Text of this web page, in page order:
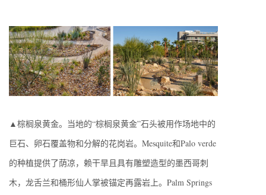
▲棕榈泉黄金。当地的“棕榈泉黄金”石头被用作场地中的
巨石、卵石覆盖物和分解的花岗岩。Mesquite和Palo verde
的种植提供了荫凉，赖干旱且具有雕塑造型的墨西哥刺
木，龙舌兰和桶形仙人掌被锚定再露岩上。Palm Springs